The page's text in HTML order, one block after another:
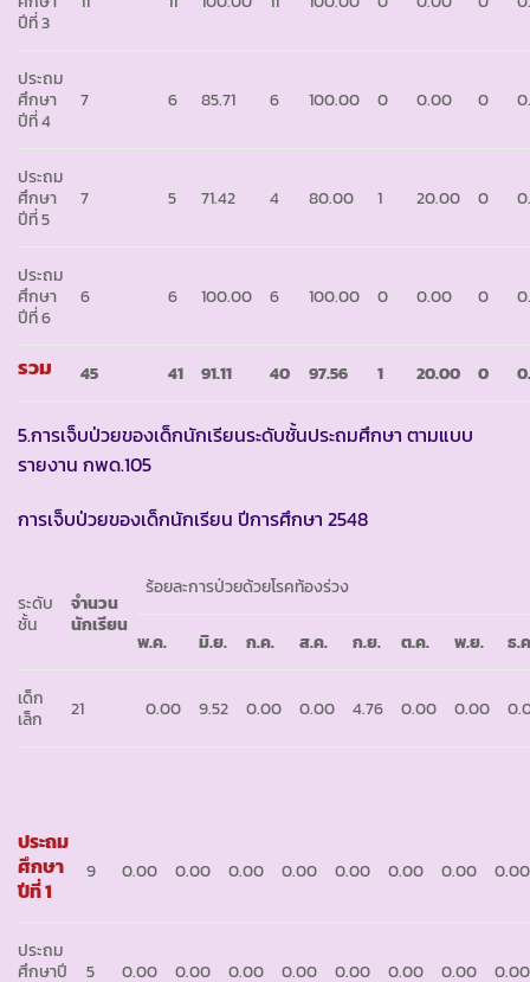
ปีที่ 3
ประถม
ศึกษา
ปีที่ 4
7 6 85.71 6 100.00 0 0.00 0
ประถม
ศึกษา
ปีที่ 5
7 5 71.42 4 80.00 1 20.00 0
ประถม
ศึกษา
ปีที่ 6
6 6 100.00 6 100.00 0 0.00 0
รวม 45 41 91.11 40 97.56 1 20.00 0
5.การเจ็บป่วยของเด็กนักเรียนระดับชั้นประถมศึกษา ตามแบบ
รายงาน กพด.105
การเจ็บป่วยของเด็กนักเรียน ปีการศึกษา 2548
ระดับ
ชั้น
จำนวน
นักเรียน
ร้อยละการป่วยด้วยโรคท้องร่วง
พ.ค. มิ.ย. ก.ค. ส.ค. ก.ย. ต.ค. พ.ย. ธ.
เด็ก
เล็ก
21 0.00 9.52 0.00 0.00 4.76 0.00 0.00
ประถม
ศึกษา
ปีที่ 1
9 0.00 0.00 0.00 0.00 0.00 0.00 0.00 0.00
ประถม
ศึกษาปี
5 0.00 0.00 0.00 0.00 0.00 0.00 0.00 0.00